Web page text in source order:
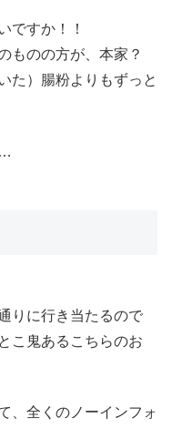
ですか！！
ものの方が、本家？
た）腸粉よりもずっと
りに行き当たるので
こ鬼あるこちらのお
、全くのノーインフォ